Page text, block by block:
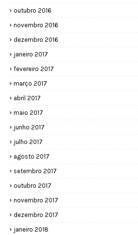
outubro 2016
novembro 2016
dezembro 2016
janeiro 2017
fevereiro 2017
março 2017
abril 2017
maio 2017
junho 2017
julho 2017
agosto 2017
setembro 2017
outubro 2017
novembro 2017
dezembro 2017
janeiro 2018